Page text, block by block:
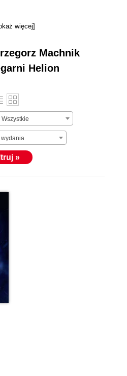
gmachnik.
więcej]
Machnik
Helion
Wszystkie
wydania
»